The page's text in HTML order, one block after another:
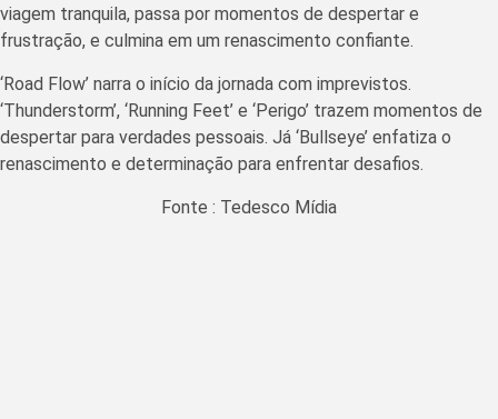
viagem tranquila, passa por momentos de despertar e
frustração, e culmina em um renascimento confiante.
‘Road Flow’ narra o início da jornada com imprevistos.
‘Thunderstorm’, ‘Running Feet’ e ‘Perigo’ trazem momentos de
despertar para verdades pessoais. Já ‘Bullseye’ enfatiza o
renascimento e determinação para enfrentar desafios.
Fonte : Tedesco Mídia